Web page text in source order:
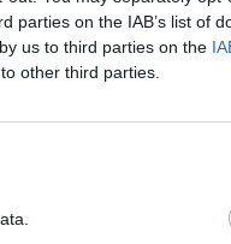
parties on the IAB’s list of
us to third parties on the
other third parties.
θα μπορούσαν να
απαιτείται
ή να
στο παρελθόν
καθώς
πολιτικών